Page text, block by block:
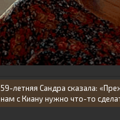
59-летняя Сандра сказала:
нам с Киану нужно что-то